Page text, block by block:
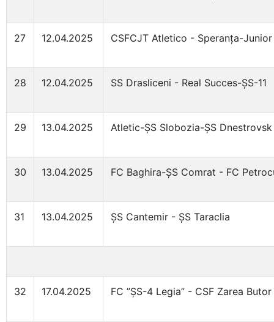
27 12.04.2025 CSFCJT Atletico - Speranța-
28 12.04.2025 SS Drasliceni - Real Succes-ȘS-11
29 13.04.2025 Atletic-ȘS Slobozia-ȘS
30 13.04.2025 FC Baghira-ȘS Comrat - FC
31 13.04.2025 ȘS Cantemir - ȘS Taraclia
32 17.04.2025 FC ”ȘS-4 Legia” - CSF Zarea Butor